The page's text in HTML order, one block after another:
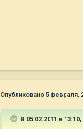
Опубликовано 5 февраля,
В 05.02.2011 в